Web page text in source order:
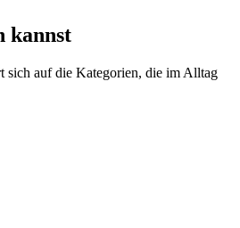
kannst
sich auf die Kategorien, die im Alltag